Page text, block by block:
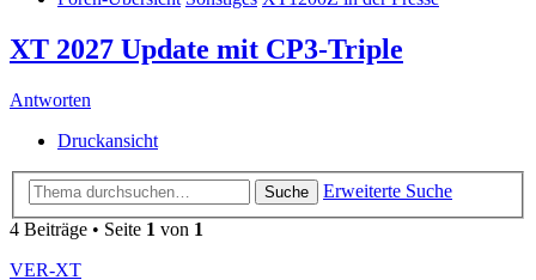
XT 2027 Update mit CP3-Triple
Antworten
Druckansicht
Suche
Erweiterte Suche
4 Beiträge • Seite 1 von 1
VER-XT